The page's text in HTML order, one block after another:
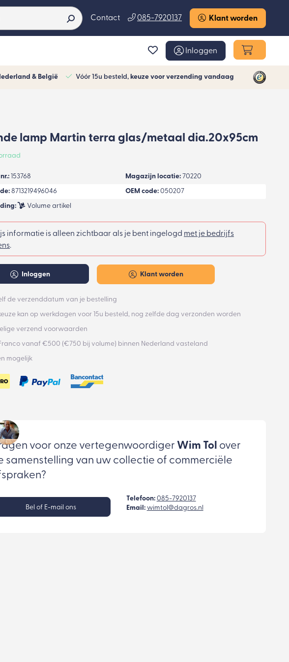
Contact 085-7920137 Klant worden
Inloggen
& België Vóór 15u besteld, keuze voor verzending vandaag
lamp Martin terra glas/metaal dia.20x95cm
153768 Magazijn locatie: 70220
8713219496046 OEM code: 050207
Volume artikel
informatie is alleen zichtbaar als je bent ingelogd met je bedrijfs
.
Inloggen Klant worden
de verzenddatum van je bestelling
kan op werkdagen voor 15u besteld, nog zelfde dag verzonden worden
verzend voorwaarden
vanaf €500 (€750 bij volume) binnen Nederland vasteland
mogelijk
voor onze vertegenwoordiger Wim Tol over
samenstelling van uw collectie of commerciële
Bel of E-mail ons
Telefoon: 085-7920137
Email: wimtol@dagros.nl